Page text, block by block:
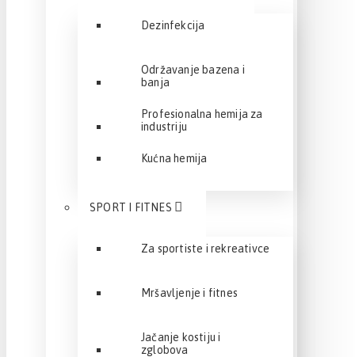
Dezinfekcija
Održavanje bazena i
banja
Profesionalna hemija za
industriju
Kućna hemija
SPORT I FITNES
Za sportiste i rekreativce
Mršavljenje i fitnes
Jačanje kostiju i
zglobova